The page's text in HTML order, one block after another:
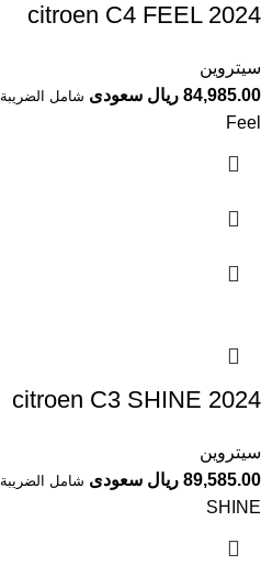
citroen C4 FEEL 2024
سيتروين
84,985.00 ريال سعودى
شامل الضريبة
Feel
سيتروين
89,585.00 ريال سعودى
شامل الضريبة
SHINE